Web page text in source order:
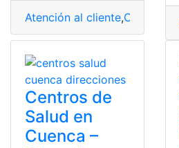
Atención al cliente,Contactos
Centros de
Salud en
Cuenca –